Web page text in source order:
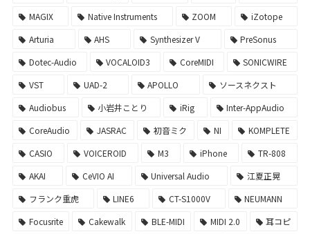
MAGIX
Native Instruments ZOOM
iZotope
Arturia
AHS Synthesizer V
PreSonus
Dotec-Audio
VOCALOID3 CoreMIDI
SONICWIRE
VST
UAD-2 APOLLO
ソースネクスト
Audiobus
小岩井ことり iRig
Inter-AppAudio
CoreAudio
JASRAC 初音ミク NI
KOMPLETE
CASIO
VOICEROID M3 iPhone
TR-808
AKAI
CeVIO AI Universal Audio
江夏正晃
フランク重虎
LINE6 CT-S1000V
NEUMANN
Focusrite
Cakewalk BLE-MIDI MIDI 2.0
耳コピ